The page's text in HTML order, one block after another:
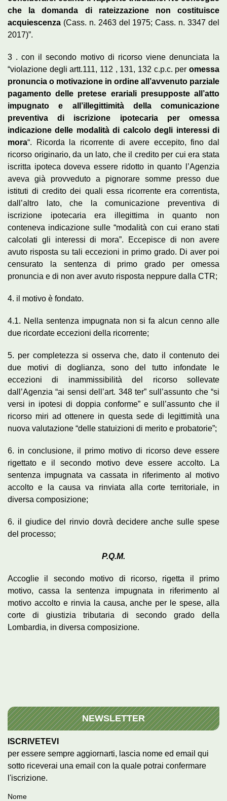
che la domanda di rateizzazione non costituisce
acquiescenza (Cass. n. 2463 del 1975; Cass. n. 3347 del
2017)”.
3 . con il secondo motivo di ricorso viene denunciata la
“violazione degli artt.111, 112 , 131, 132 c.p.c. per omessa
pronuncia o motivazione in ordine all’avvenuto parziale
pagamento delle pretese erariali presupposte all’atto
impugnato e all’illegittimità della comunicazione
preventiva di iscrizione ipotecaria per omessa
indicazione delle modalità di calcolo degli interessi di
mora“. Ricorda la ricorrente di avere eccepito, fino dal
ricorso originario, da un lato, che il credito per cui era stata
iscritta ipoteca doveva essere ridotto in quanto l’Agenzia
aveva già provveduto a pignorare somme presso due
istituti di credito dei quali essa ricorrente era correntista,
dall’altro lato, che la comunicazione preventiva di
iscrizione ipotecaria era illegittima in quanto non
conteneva indicazione sulle “modalità con cui erano stati
calcolati gli interessi di mora”. Eccepisce di non avere
avuto risposta su tali eccezioni in primo grado. Di aver poi
censurato la sentenza di primo grado per omessa
pronuncia e di non aver avuto risposta neppure dalla CTR;
4. il motivo è fondato.
4.1. Nella sentenza impugnata non si fa alcun cenno alle
due ricordate eccezioni della ricorrente;
5. per completezza si osserva che, dato il contenuto dei
due motivi di doglianza, sono del tutto infondate le
eccezioni di inammissibilità del ricorso sollevate
dall’Agenzia “ai sensi dell’art. 348 ter” sull’assunto che “si
versi in ipotesi di doppia conforme” e sull’assunto che il
ricorso miri ad ottenere in questa sede di legittimità una
nuova valutazione “delle statuizioni di merito e probatorie”;
6. in conclusione, il primo motivo di ricorso deve essere
rigettato e il secondo motivo deve essere accolto. La
sentenza impugnata va cassata in riferimento al motivo
accolto e la causa va rinviata alla corte territoriale, in
diversa composizione;
6. il giudice del rinvio dovrà decidere anche sulle spese
del processo;
P.Q.M.
Accoglie il secondo motivo di ricorso, rigetta il primo
motivo, cassa la sentenza impugnata in riferimento al
motivo accolto e rinvia la causa, anche per le spese, alla
corte di giustizia tributaria di secondo grado della
Lombardia, in diversa composizione.
NEWSLETTER
ISCRIVETEVI
per essere sempre aggiornarti, lascia nome ed email qui
sotto riceverai una email con la quale potrai confermare
l'iscrizione.
Nome